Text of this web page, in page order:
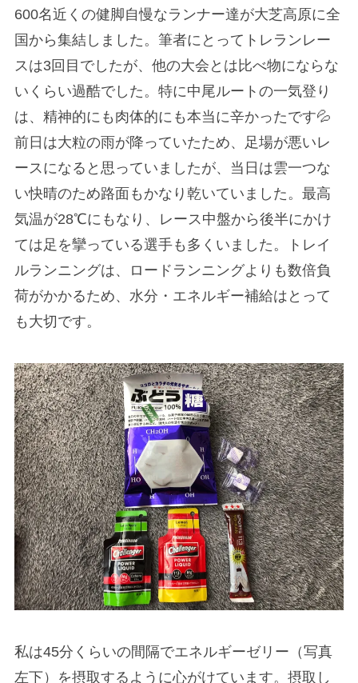
600名近くの健脚自慢なランナー達が大芝高原に全
国から集結しました。筆者にとってトレランレー
スは3回目でしたが、他の大会とは比べ物にならな
いくらい過酷でした。特に中尾ルートの一気登り
は、精神的にも肉体的にも本当に辛かったです💦
前日は大粒の雨が降っていたため、足場が悪いレ
ースになると思っていましたが、当日は雲一つな
い快晴のため路面もかなり乾いていました。最高
気温が28℃にもなり、レース中盤から後半にかけ
ては足を攣っている選手も多くいました。トレイ
ルランニングは、ロードランニングよりも数倍負
荷がかかるため、水分・エネルギー補給はとって
も大切です。
私は45分くらいの間隔でエネルギーゼリー（写真
左下）を摂取するように心がけています。摂取し